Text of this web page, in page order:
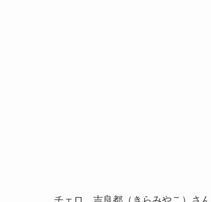
チェロ、吉良都（きらみやこ）さん